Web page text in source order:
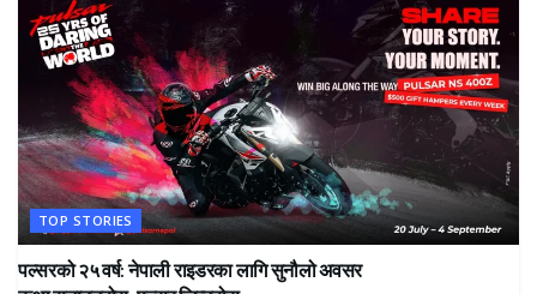
TOP STORIES
पल्सरको २५ वर्ष: नेपाली राइडरका लागि सुनौलो अवसर